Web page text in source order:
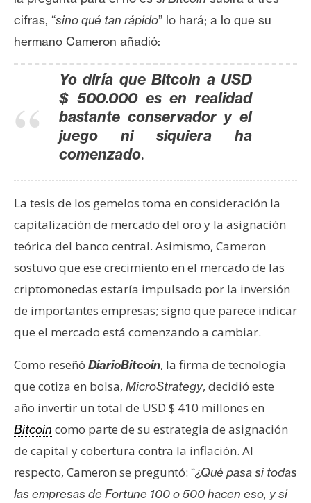
o
a
s
e
s
a
T
e
m
s
R
e
u
r
s
o
s
cifras, “sino qué tan rápido” lo hará; a lo que su
hermano Cameron añadió:
Yo diría que Bitcoin a USD
$ 500.000 es en realidad
bastante conservador y el
juego ni siquiera ha
comenzado.
La tesis de los gemelos toma en consideración la
capitalización de mercado del oro y la asignación
teórica del banco central. Asimismo, Cameron
sostuvo que ese crecimiento en el mercado de las
criptomonedas estaría impulsado por la inversión
de importantes empresas; signo que parece indicar
que el mercado está comenzando a cambiar.
Como reseñó DiarioBitcoin, la firma de tecnología
que cotiza en bolsa, MicroStrategy, decidió este
año invertir un total de USD $ 410 millones en
Bitcoin como parte de su estrategia de asignación
de capital y cobertura contra la inflación. Al
respecto, Cameron se preguntó: “¿Qué pasa si todas
las empresas de Fortune 100 o 500 hacen eso, y si